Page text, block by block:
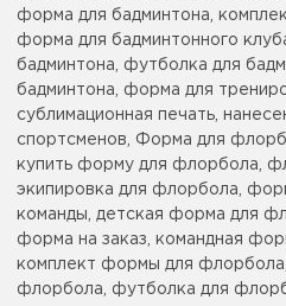
форма для бадминтона,
форма для бадминтонного
бадминтона, футболка для
бадминтона, форма для
сублимационная печать,
спортсменов, Форма для
купить форму для флорбола,
экипировка для флорбола,
команды, детская форма для
форма на заказ, командная
комплект формы для
флорбола, футболка для